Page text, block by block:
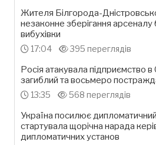
Жителя Білгорода-
незаконне зберігання арсеналу
вибухівки
17:04 395 переглядів
Росія атакувала підприємство
загиблий та восьмеро
13:35 568 переглядів
Україна посилює
стартувала щорічна нарада
дипломатичних установ